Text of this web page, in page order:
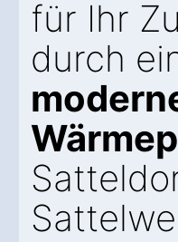
für Ihr
durch